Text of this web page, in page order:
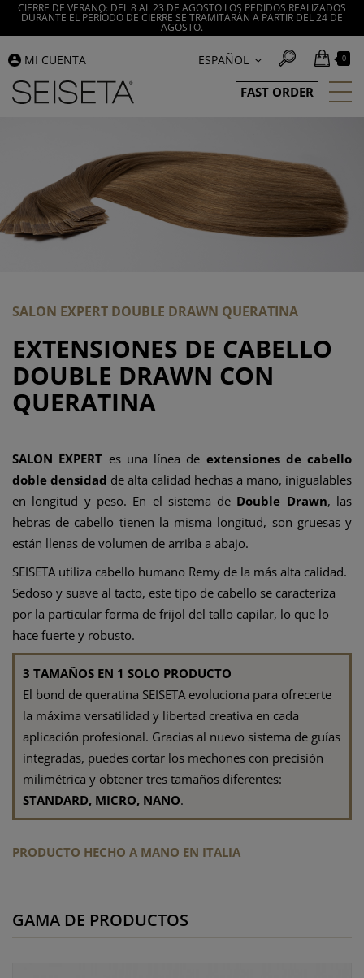
CIERRE DE VERANO: DEL 8 AL 23 DE AGOSTO LOS PEDIDOS REALIZADOS
DURANTE EL PERÍODO DE CIERRE SE TRAMITARÁN A PARTIR DEL 24 DE
AGOSTO.
ESPAÑOL
MI CUENTA 0
FAST ORDER
SALON EXPERT DOUBLE DRAWN QUERATINA
EXTENSIONES DE CABELLO
DOUBLE DRAWN CON
QUERATINA
SALON EXPERT es una línea de extensiones de cabello
doble densidad de alta calidad hechas a mano, inigualables
en longitud y peso. En el sistema de Double Drawn, las
hebras de cabello tienen la misma longitud, son gruesas y
están llenas de volumen de arriba a abajo.
SEISETA utiliza cabello humano Remy de la más alta calidad.
Sedoso y suave al tacto, este tipo de cabello se caracteriza
por la particular forma de frijol del tallo capilar, lo que lo
hace fuerte y robusto.
3 TAMAÑOS EN 1 SOLO PRODUCTO
El bond de queratina SEISETA evoluciona para ofrecerte
la máxima versatilidad y libertad creativa en cada
aplicación profesional. Gracias al nuevo sistema de guías
integradas, puedes cortar los mechones con precisión
milimétrica y obtener tres tamaños diferentes:
STANDARD, MICRO, NANO.
PRODUCTO HECHO A MANO EN ITALIA
GAMA DE PRODUCTOS